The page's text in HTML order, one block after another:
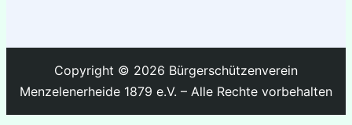
Copyright © 2026 Bürgerschützenverein
Menzelenerheide 1879 e.V. – Alle Rechte vorbehalten